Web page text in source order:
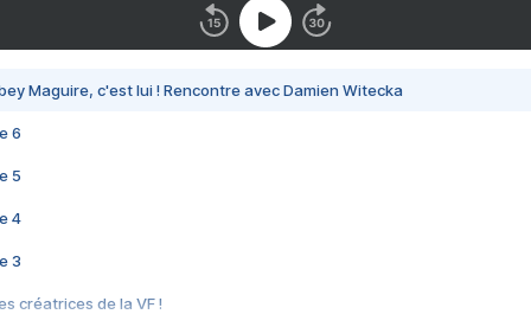
Maguire, c'est lui ! Rencontre avec Damien Witecka
6
5
4
3
créatrices de la VF !